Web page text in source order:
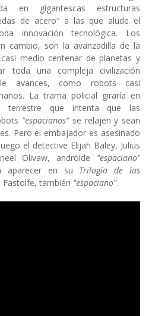
en gigantescas estructuras
de acero" a las que alude el
innovación tecnológica. Los
cambio, son la avanzadilla de la
medio centenar de planetas y
toda una compleja civilización
avances, como robots casi
La trama policial giraría en
que intenta que las
"espacianos" se relajen y sean
Pero el embajador es asesinado
el detective Elijah Baley, Julius
Olivaw, androide "espaciano"
aparecer en su Trilogía de las
Fastolfe, también "espaciano".